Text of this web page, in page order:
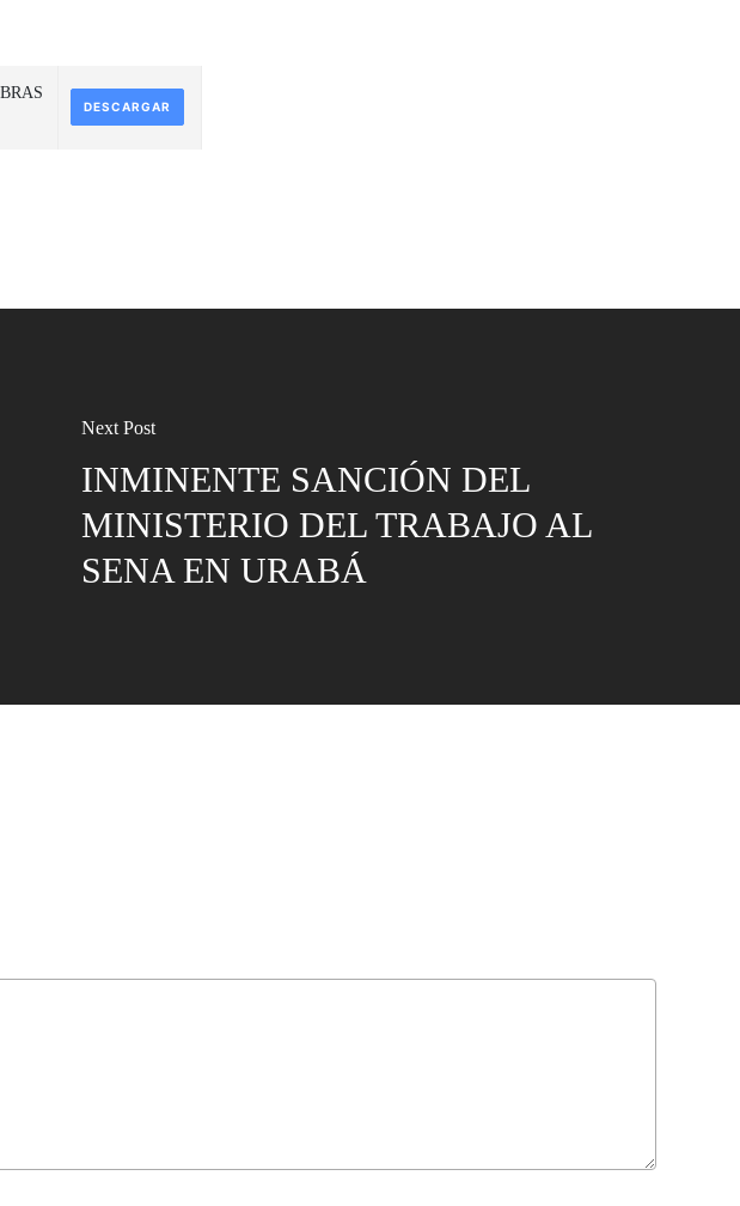
DESCARGAR
Next Post
INMINENTE SANCIÓN DEL
MINISTERIO DEL TRABAJO AL
SENA EN URABÁ